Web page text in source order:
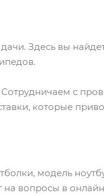
Здесь вы
с
которые
модель
на вопросы в